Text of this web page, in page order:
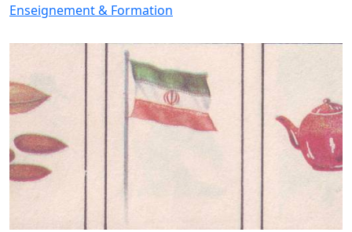
Enseignement & Formation